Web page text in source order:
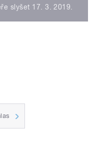
slyšet 17. 3. 2019.